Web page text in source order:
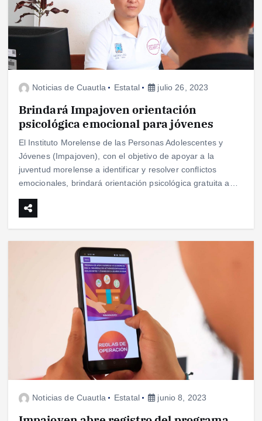
Noticias de Cuautla Estatal julio 26, 2023
Brindará Impajoven orientación
psicológica emocional para jóvenes
El Instituto Morelense de las Personas Adolescentes y
Jóvenes (Impajoven), con el objetivo de apoyar a la
juventud morelense a identificar y resolver conflictos
emocionales, brindará orientación psicológica gratuita a…
Noticias de Cuautla Estatal junio 8, 2023